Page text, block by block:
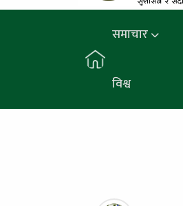
समाचार
विश्व